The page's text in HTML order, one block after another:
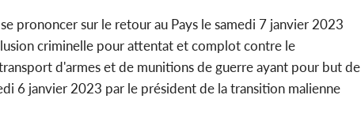
prononcer sur le retour au Pays le samedi 7 janvier 2023
criminelle pour attentat et complot contre le
d'armes et de munitions de guerre ayant pour but de
6 janvier 2023 par le président de la transition malienne